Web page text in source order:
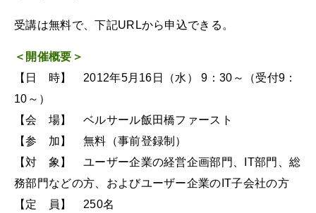
受講は無料で、下記URLから申込できる。
＜開催概要＞
【日 時】 2012年5月16日（水） 9：30～（受付9：
10～）
【会 場】 ベルサール飯田橋ファースト
【参 加】 無料（事前登録制）
【対 象】 ユーザー企業の経営企画部門、IT部門、総
務部門などの方、およびユーザー企業のIT子会社の方
【定 員】 250名